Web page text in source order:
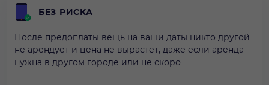
БЕЗ РИСКА
После предоплаты вещь на ваши даты никто другой
не арендует и цена не вырастет, даже если аренда
нужна в другом городе или не скоро